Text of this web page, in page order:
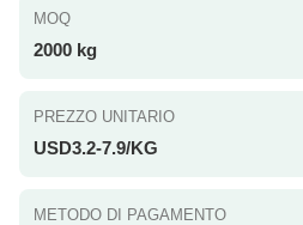
MOQ
2000 kg
PREZZO UNITARIO
USD3.2-7.9/KG
METODO DI PAGAMENTO